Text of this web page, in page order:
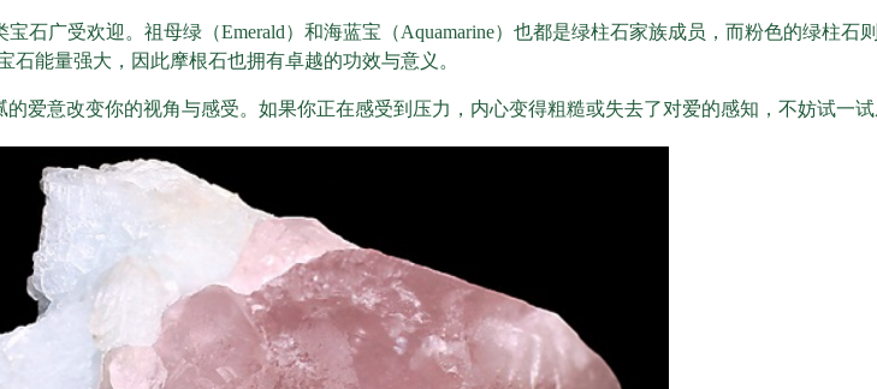
石广受欢迎。祖母绿（Emerald）和海蓝宝（Aquamarine）也都是绿柱石家族成员，而粉色的绿柱石
石能量强大，因此摩根石也拥有卓越的功效与意义。
爱意改变你的视角与感受。如果你正在感受到压力，内心变得粗糙或失去了对爱的感知，不妨试一